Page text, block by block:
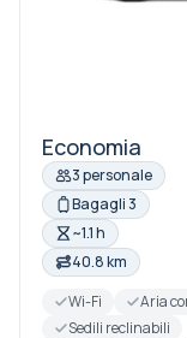
Economia
3 personale
Bagagli 3
~1.1 h
40.8 km
Wi-Fi
Aria
Sedili reclinabili